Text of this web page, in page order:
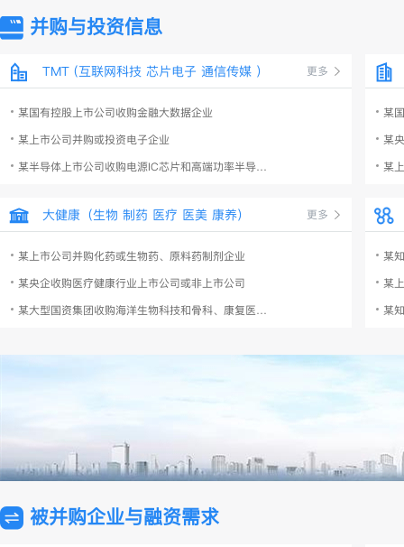
并购与投资信息
TMT (互联网科技 芯片电子 通信传媒 ） 更多
某国有控股上市公司收购金融大数据企业
某上市公司并购或投资电子企业
某半导体上市公司收购电源IC芯片和高端功率半导体器件企业
某
某
某
大健康（生物 制药 医疗 医美 康养） 更多
某上市公司并购化药或生物药、原料药制剂企业
某央企收购医疗健康行业上市公司或非上市公司
某大型国资集团收购海洋生物科技和骨科、康复医疗器械企业
某
某
某
被并购企业与融资需求